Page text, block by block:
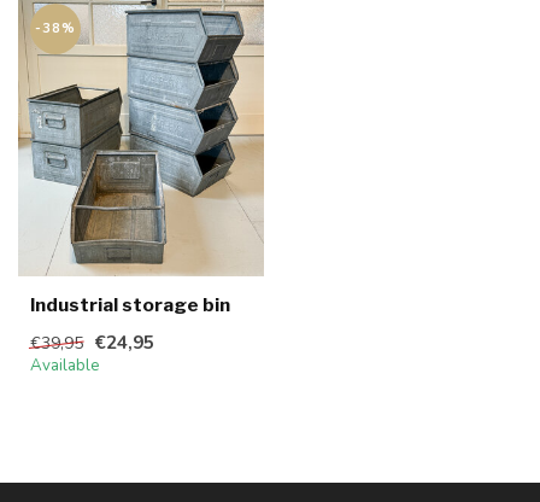
-38%
Industrial storage bin
€39,95 €24,95
Available